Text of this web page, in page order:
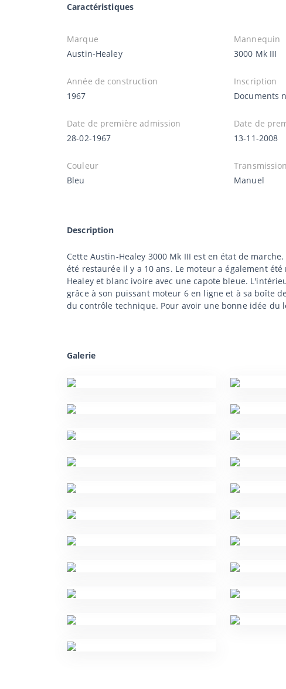
Caractéristiques
Marque
Austin-Healey
Mannequin
3000 Mk III
Année de construction
1967
Inscription
Documents
Date de première admission
28-02-1967
Date de
13-11-2008
Couleur
Bleu
Transmission
Manuel
Description
Cette Austin-Healey 3000 Mk III est en état de
été restaurée il y a 10 ans. Le moteur a également
Healey et blanc ivoire avec une capote bleue.
grâce à son puissant moteur 6 en ligne et à sa boîte
du contrôle technique. Pour avoir une bonne idée du
Galerie